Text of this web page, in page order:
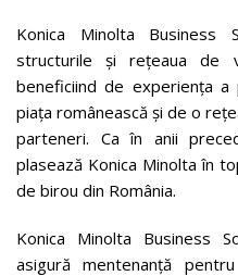
Konica Minolta Business
structurile şi reţeaua de
beneficiind de experienţa
piaţa românească şi de o
parteneri. Ca în anii
plasează Konica Minolta în
de birou din România.
Konica Minolta Business
asigură mentenanță